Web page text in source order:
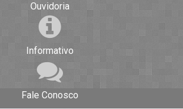
Ouvidoria
Informativo
Fale Conosco